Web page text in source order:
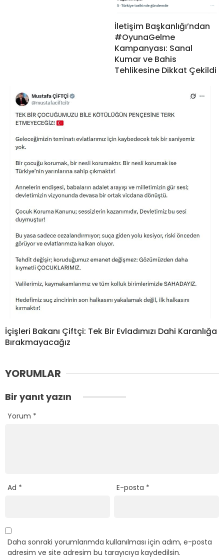
İletişim Başkanlığı’ndan
#OyunaGelme
Kampanyası: Sanal
Kumar ve Bahis
Tehlikesine Dikkat Çekildi
İçişleri Bakanı Çiftçi: Tek Bir Evladımızı Dahi Karanlığa
Bırakmayacağız
YORUMLAR
Bir yanıt yazın
Yorum *
Ad * E-posta *
Daha sonraki yorumlarımda kullanılması için adım, e-posta
adresim ve site adresim bu tarayıcıya kaydedilsin.